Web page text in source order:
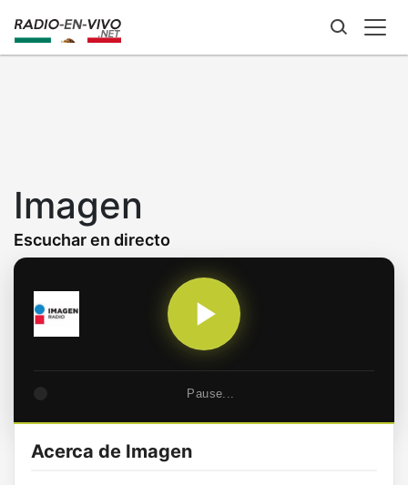
main
Imagen
Escuchar en directo
Pause...
Acerca de Imagen